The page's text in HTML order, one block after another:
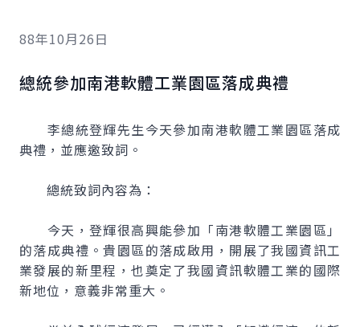
88年10月26日
總統參加南港軟體工業園區落成典禮
李總統登輝先生今天參加南港軟體工業園區落成
典禮，並應邀致詞。
總統致詞內容為：
今天，登輝很高興能參加「南港軟體工業園區」
的落成典禮。貴園區的落成啟用，開展了我國資訊工
業發展的新里程，也奠定了我國資訊軟體工業的國際
新地位，意義非常重大。